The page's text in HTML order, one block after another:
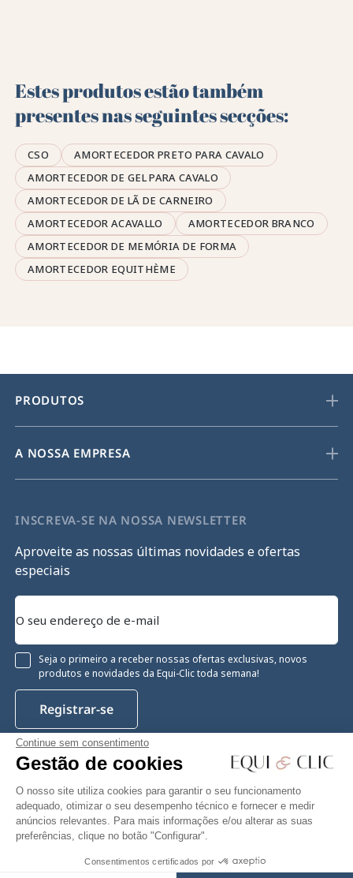
Continue sem consentimento
Gestão de cookies
O nosso site utiliza cookies para garantir o seu funcionamento
adequado, otimizar o seu desempenho técnico e fornecer e medir
anúncios relevantes. Para mais informações e/ou alterar as suas
preferências, clique no botão "Configurar".
Consentimentos certificados por
Estes produtos estão também
presentes nas seguintes secções:
CSO
AMORTECEDOR PRETO PARA CAVALO
AMORTECEDOR DE GEL PARA CAVALO
AMORTECEDOR DE LÃ DE CARNEIRO
AMORTECEDOR ACAVALLO
AMORTECEDOR BRANCO
AMORTECEDOR DE MEMÓRIA DE FORMA
AMORTECEDOR EQUITHÈME
PRODUTOS
A NOSSA EMPRESA
INSCREVA-SE NA NOSSA NEWSLETTER
Aproveite as nossas últimas novidades e ofertas
especiais
Seja o primeiro a receber nossas ofertas exclusivas, novos
produtos e novidades da Equi-Clic toda semana!
Registrar-se
Facebook Twitter
YouTube
Pinterest
Instagram
Equiclic © 2026